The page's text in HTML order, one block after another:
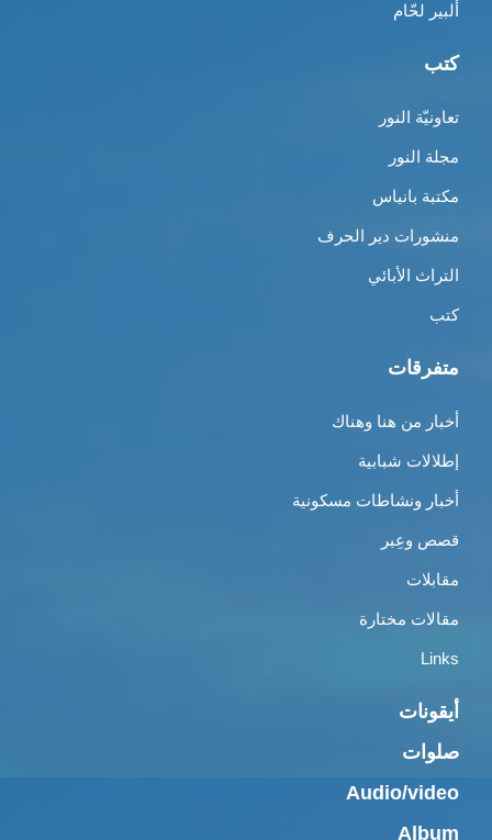
ألبير لحّام
كتب
تعاونيّة النور
مجلة النور
مكتبة بانياس
منشورات دير الحرف
التراث الأبائي
كتب
متفرقات
أخبار من هنا وهناك
إطلالات شبابية
أخبار ونشاطات مسكونية
قصص وعِبر
مقابلات
مقالات مختارة
Links
أيقونات
صلوات
Audio/video
Album